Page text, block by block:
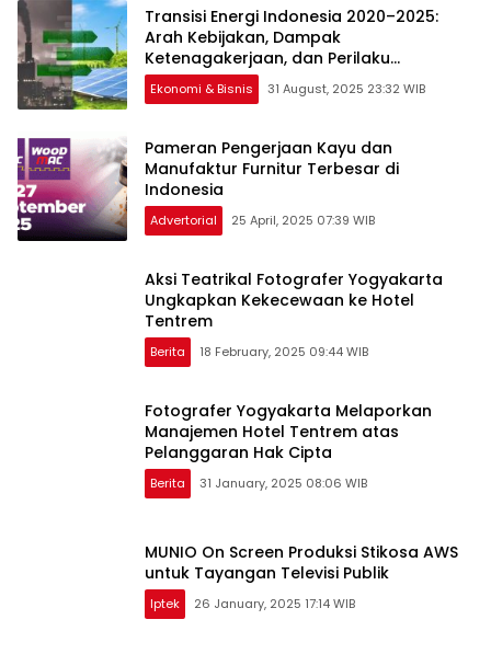
Transisi Energi Indonesia 2020–2025:
Arah Kebijakan, Dampak
Ketenagakerjaan, dan Perilaku
Konsumen Bahan Bakar Alternatif
Ekonomi & Bisnis 31 August, 2025 23:32 WIB
Pameran Pengerjaan Kayu dan
Manufaktur Furnitur Terbesar di
Indonesia
Advertorial 25 April, 2025 07:39 WIB
Aksi Teatrikal Fotografer Yogyakarta
Ungkapkan Kekecewaan ke Hotel
Tentrem
Berita 18 February, 2025 09:44 WIB
Fotografer Yogyakarta Melaporkan
Manajemen Hotel Tentrem atas
Pelanggaran Hak Cipta
Berita 31 January, 2025 08:06 WIB
MUNIO On Screen Produksi Stikosa AWS
untuk Tayangan Televisi Publik
Iptek 26 January, 2025 17:14 WIB